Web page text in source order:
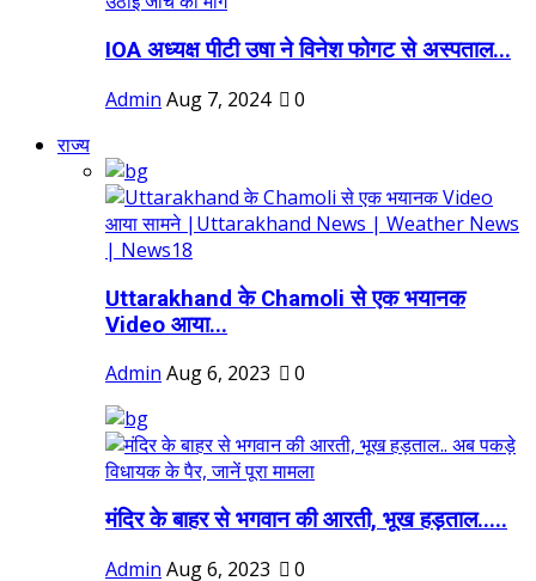
IOA अध्यक्ष पीटी उषा ने विनेश फोगट से अस्पताल...
Admin Aug 7, 2024
0
राज्य
Uttarakhand के Chamoli से एक भयानक
Video आया...
Admin Aug 6, 2023 0
मंदिर के बाहर से भगवान की आरती, भूख हड़ताल.....
Admin Aug 6, 2023 0